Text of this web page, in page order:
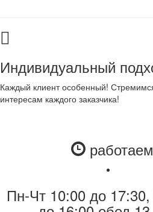
Индивидуальный
Каждый клиент особенный!
интересам каждого заказчика!
работаем
Пн-Чт 10:00 до